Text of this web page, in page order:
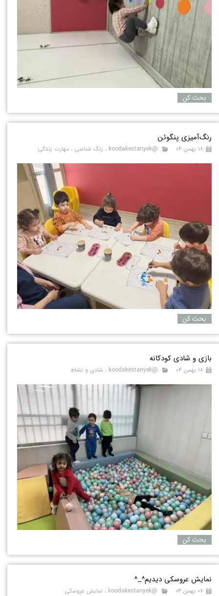
بحث کن
رنگ‌آمیزی پنگوئن
۱۸ بهمن ۰۴ @koodakestanyek ، رنگ شناسی ، مهارت زندگی
بحث کن
بازی و شادی کودکانه
۱۸ بهمن ۰۴ @koodakestanyek ، شادی و نشاط
بحث کن
نمایش عروسکی دیدیم^_^
۰۷ بهمن ۰۴ @koodakestanyek ، نمایش عروسکی